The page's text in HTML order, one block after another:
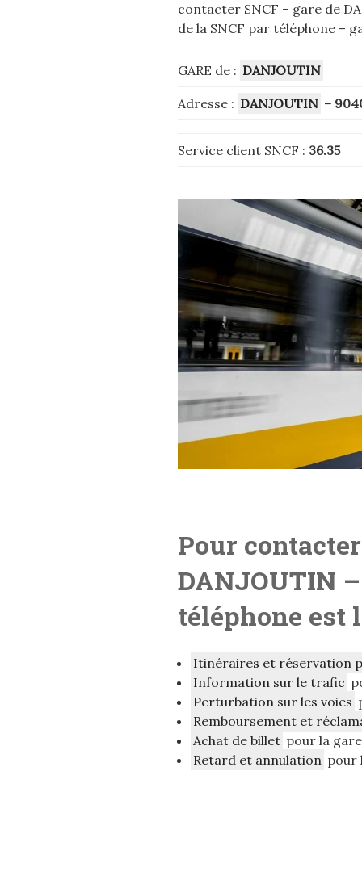
contacter SNCF – gare de
de la SNCF par téléphone –
GARE de : DANJOUTIN
Adresse : DANJOUTIN –
Service client SNCF : 36.35
Pour
DANJOUTIN
téléphone est
Itinéraires et réservation
Information sur le trafic
Perturbation sur les voies
Remboursement et
Achat de billet pour la
Retard et annulation pour